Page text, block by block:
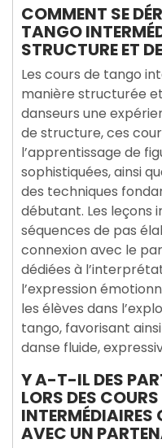
COMMENT SE
TANGO
STRUCTURE ET
Les cours de tango
manière structurée
danseurs une
de structure, ces
l’apprentissage de
sophistiquées, ainsi
des techniques
débutant. Les leçons
séquences de pas
connexion avec le
dédiées à
l’expression
les élèves dans
tango, favorisant
danse fluide,
Y A-T-IL DES
LORS DES
AVEC UN